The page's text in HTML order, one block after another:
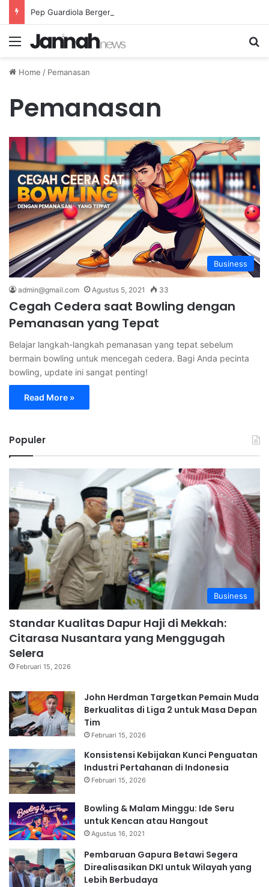
Menu
Home / Pemanasan
Pemanasan
Business
admin@gmail.com Agustus 5, 2021 33
Cegah Cedera saat Bowling dengan
Pemanasan yang Tepat
Belajar langkah-langkah pemanasan yang tepat sebelum
bermain bowling untuk mencegah cedera. Bagi Anda pecinta
bowling, update ini sangat penting!
Read More »
Populer
Business
Standar Kualitas Dapur Haji di Mekkah:
Citarasa Nusantara yang Menggugah
Selera
Februari 15, 2026
John Herdman Targetkan Pemain Muda
Berkualitas di Liga 2 untuk Masa Depan
Tim
Februari 15, 2026
Konsistensi Kebijakan Kunci Penguatan
Industri Pertahanan di Indonesia
Februari 15, 2026
Bowling & Malam Minggu: Ide Seru
untuk Kencan atau Hangout
Agustus 16, 2021
Pembaruan Gapura Betawi Segera
Direalisasikan DKI untuk Wilayah yang
Lebih Berbudaya